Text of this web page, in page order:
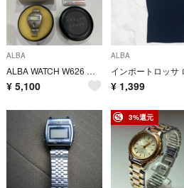
ALBA
ALBA WATCH W626 マライアキャリー シルバー
¥ 5,100
ALBA
¥ 1,399
3%還元